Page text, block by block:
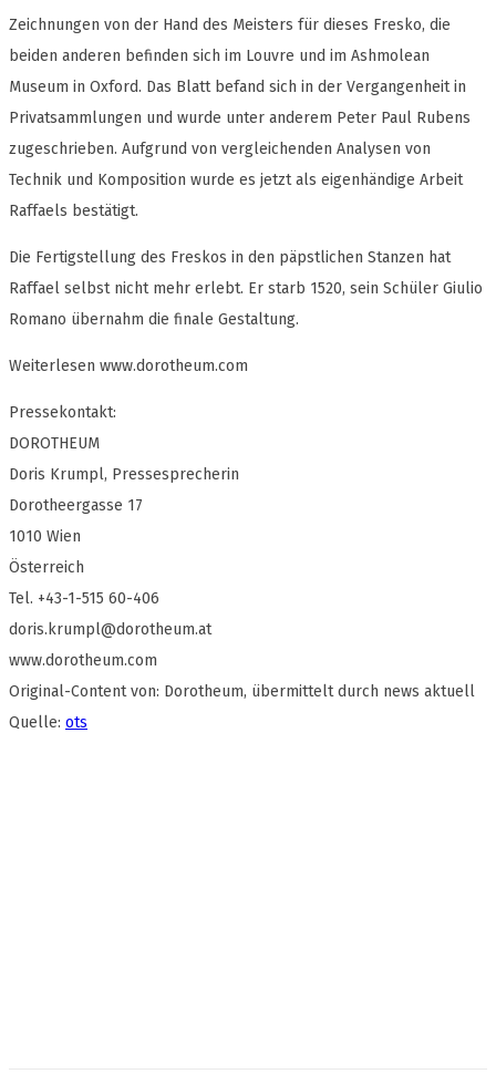
Zeichnungen von der Hand des Meisters für dieses Fresko, die
beiden anderen befinden sich im Louvre und im Ashmolean
Museum in Oxford. Das Blatt befand sich in der Vergangenheit in
Privatsammlungen und wurde unter anderem Peter Paul Rubens
zugeschrieben. Aufgrund von vergleichenden Analysen von
Technik und Komposition wurde es jetzt als eigenhändige Arbeit
Raffaels bestätigt.
Die Fertigstellung des Freskos in den päpstlichen Stanzen hat
Raffael selbst nicht mehr erlebt. Er starb 1520, sein Schüler Giulio
Romano übernahm die finale Gestaltung.
Weiterlesen www.dorotheum.com
Pressekontakt:
DOROTHEUM
Doris Krumpl, Pressesprecherin
Dorotheergasse 17
1010 Wien
Österreich
Tel. +43-1-515 60-406
doris.krumpl@dorotheum.at
www.dorotheum.com
Original-Content von: Dorotheum, übermittelt durch news aktuell
Quelle: ots